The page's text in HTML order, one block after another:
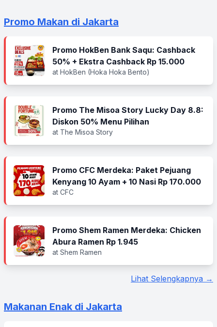
Promo Makan di Jakarta
Promo HokBen Bank Saqu: Cashback
50% + Ekstra Cashback Rp 15.000
at HokBen (Hoka Hoka Bento)
Promo The Misoa Story Lucky Day 8.8:
Diskon 50% Menu Pilihan
at The Misoa Story
Promo CFC Merdeka: Paket Pejuang
Kenyang 10 Ayam + 10 Nasi Rp 170.000
at CFC
Promo Shem Ramen Merdeka: Chicken
Abura Ramen Rp 1.945
at Shem Ramen
Lihat Selengkapnya →
Makanan Enak di Jakarta